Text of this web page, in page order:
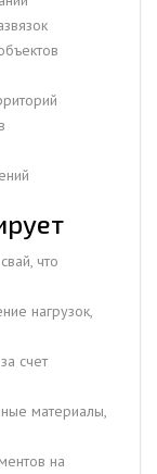
что
нагрузок,
счет
материалы,
на